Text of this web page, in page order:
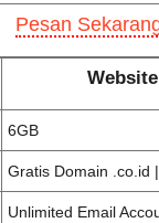
Pesan
6GB
Gratis Domain .co.id
Unlimited Email